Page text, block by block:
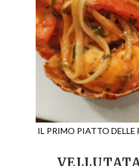
IL PRIMO PIATTO DELLE